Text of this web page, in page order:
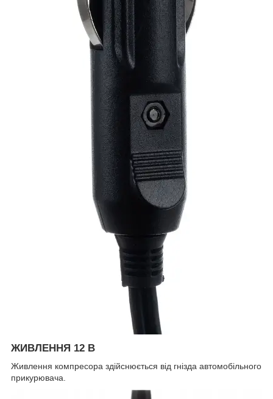
ЖИВЛЕННЯ 12 В
Живлення компресора здійснюється від гнізда автомобільного
прикурювача.